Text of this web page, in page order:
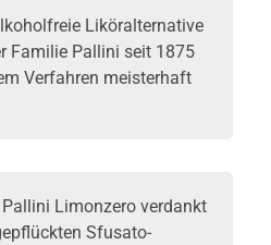
Liköralternative
Familie Pallini seit 1875
Verfahren meisterhaft
Pallini Limonzero verdankt
Sfusato-